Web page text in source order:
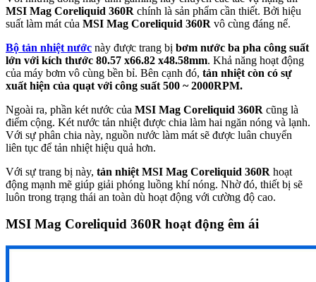
MSI Mag Coreliquid 360R chính là sản phẩm cần thiết. Bởi hiệu
suất làm mát của MSI Mag Coreliquid 360R vô cùng đáng nể.
Bộ tản nhiệt nước này được trang bị bơm nước ba pha công suất
lớn với kích thước 80.57 x66.82 x48.58mm. Khả năng hoạt động
của máy bơm vô cùng bền bỉ. Bên cạnh đó, tản nhiệt còn có sự
xuất hiện của quạt với công suất 500 ~ 2000RPM.
Ngoài ra, phần két nước của MSI Mag Coreliquid 360R cũng là
điểm cộng. Két nước tản nhiệt được chia làm hai ngăn nóng và lạnh.
Với sự phân chia này, nguồn nước làm mát sẽ được luân chuyển
liên tục để tản nhiệt hiệu quả hơn.
Với sự trang bị này, tản nhiệt MSI Mag Coreliquid 360R hoạt
động mạnh mẽ giúp giải phóng luồng khí nóng. Nhờ đó, thiết bị sẽ
luôn trong trạng thái an toàn dù hoạt động với cường độ cao.
MSI Mag Coreliquid 360R hoạt động êm ái